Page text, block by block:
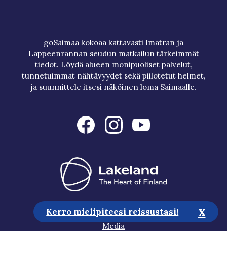
goSaimaa kokoaa kattavasti Imatran ja
Lappeenrannan seudun matkailun tärkeimmät
tiedot. Löydä alueen monipuoliset palvelut,
tunnetuimmat nähtävyydet sekä piilotetut helmet,
ja suunnittele itsesi näköinen loma Saimaalle.
Matkailuneuvonta
Media
Kerro mielipiteesi reissustasi! x